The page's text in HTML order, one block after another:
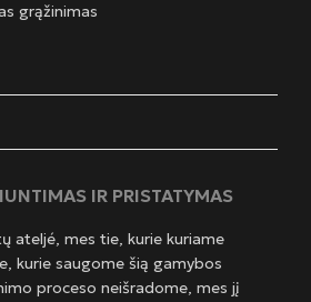
grąžinimas
IR PRISTATYMAS
ateljé, mes tie, kurie kuriame
kurie saugome šią gamybos
proceso neišradome, mes jį